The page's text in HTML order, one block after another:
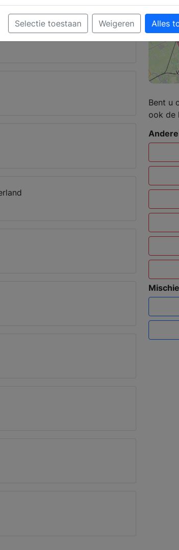
Bent u
ook de
Selectie toestaan Weigeren Alles